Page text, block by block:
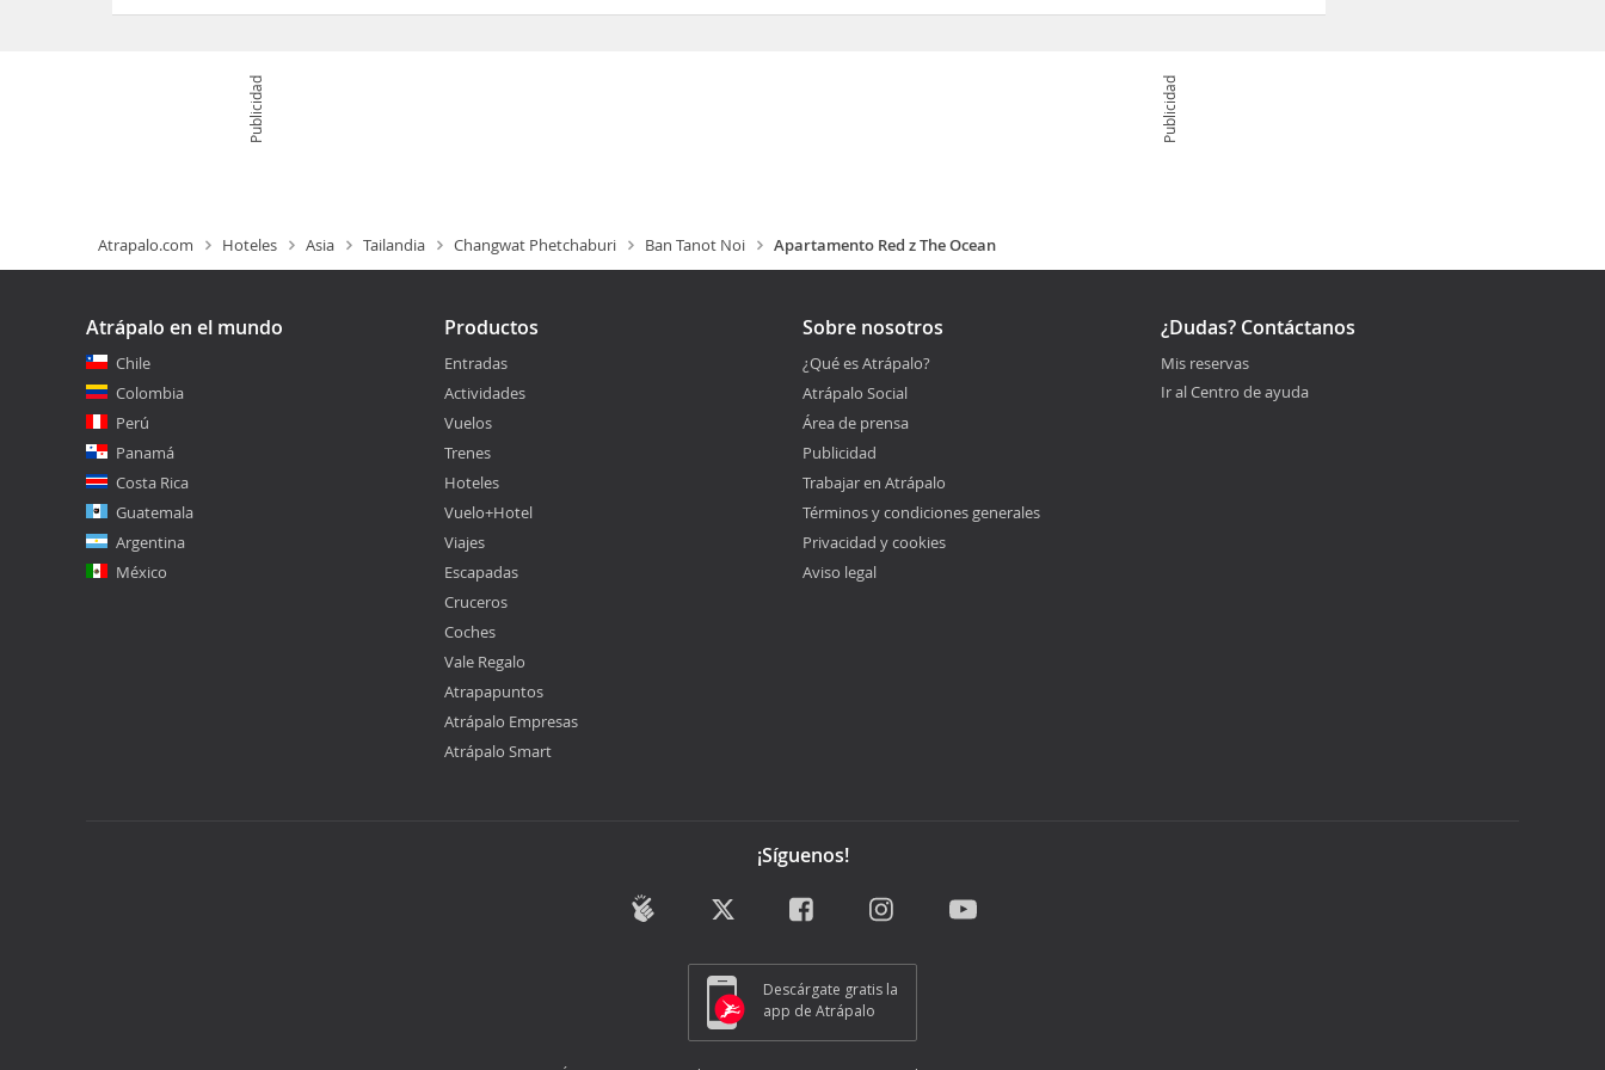
Publicidad Publicidad
Atrapalo.com Hoteles Asia Tailandia Changwat Phetchaburi Ban Tanot Noi Apartamento Red z The Ocean
Atrápalo en el mundo
Chile
Colombia
Perú
Panamá
Costa Rica
Guatemala
Argentina
México
Productos
Entradas
Actividades
Vuelos
Trenes
Hoteles
Vuelo+Hotel
Viajes
Escapadas
Cruceros
Coches
Vale Regalo
Atrapapuntos
Atrápalo Empresas
Atrápalo Smart
Sobre nosotros
¿Qué es Atrápalo?
Atrápalo Social
Área de prensa
Publicidad
Trabajar en Atrápalo
Términos y condiciones generales
Privacidad y cookies
Aviso legal
¿Dudas? Contáctanos
Mis reservas
Ir al Centro de ayuda
¡Síguenos!
Descárgate gratis la
app de Atrápalo